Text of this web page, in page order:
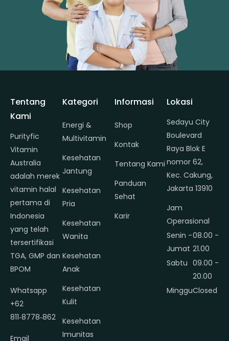
Tentang
Kami
Purityfic
Vitamin
Australia
adalah merek
vitamin halal
pertama di
Indonesia
yang telah
tersertifikasi
TGA, GMP dan
BPOM
Whatsapp
+62
811‑8778‑862
Email
Kategori
Energi &
Multivitamin
Kesehatan
Jantung
Kesehatan
Pria
Kesehatan
Wanita
Kesehatan
Anak
Kesehatan
Kulit
Kesehatan
Imunitas
Informasi
Shop
Kontak
Tentang Kami
Panduan
Sehat
Karir
Lokasi
Sedayu City
Boulevard
Raya Blok E
nomor 62,
Kec. Cakung,
Jakarta 13910
Jam
Operasional
Senin -
Jumat
08.00 -
21.00
Sabtu 09.00 -
20.00
MingguClosed